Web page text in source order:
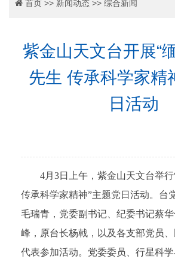
首页 >> 新闻动态 >> 综合新闻
紫金山天文台开展“
先生 传承科学家精
日活动
4月3日上午，紫金山天文台举
传承科学家精神”主题党日活动。台
毛瑞青，党委副书记、纪委书记蔡
峰，原台长杨戟，以及各支部党员
代表参加活动。党委委员、行星科